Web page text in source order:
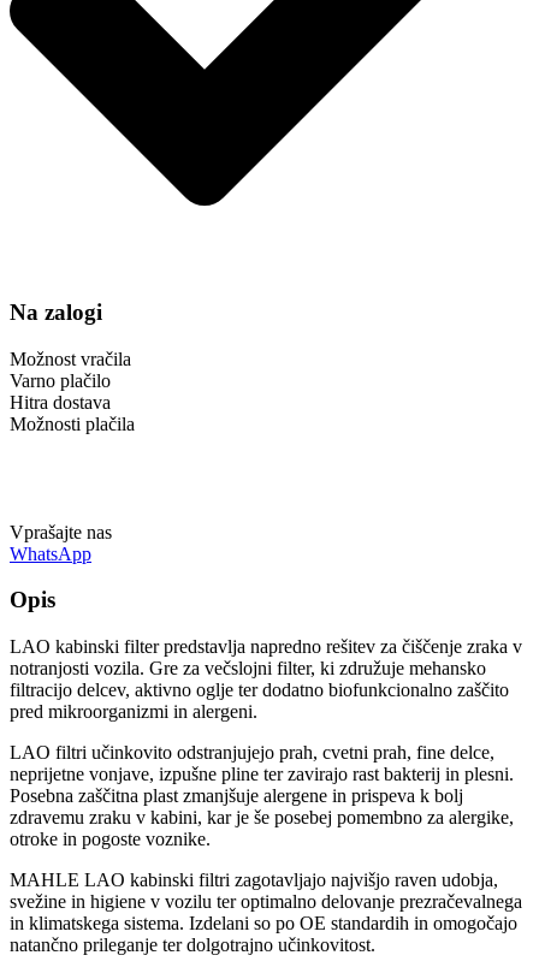
Na zalogi
Možnost vračila
Varno plačilo
Hitra dostava
Možnosti plačila
Vprašajte nas
WhatsApp
Opis
LAO kabinski filter predstavlja napredno rešitev za čiščenje zraka v
notranjosti vozila. Gre za večslojni filter, ki združuje mehansko
filtracijo delcev, aktivno oglje ter dodatno biofunkcionalno zaščito
pred mikroorganizmi in alergeni.
LAO filtri učinkovito odstranjujejo prah, cvetni prah, fine delce,
neprijetne vonjave, izpušne pline ter zavirajo rast bakterij in plesni.
Posebna zaščitna plast zmanjšuje alergene in prispeva k bolj
zdravemu zraku v kabini, kar je še posebej pomembno za alergike,
otroke in pogoste voznike.
MAHLE LAO kabinski filtri zagotavljajo najvišjo raven udobja,
svežine in higiene v vozilu ter optimalno delovanje prezračevalnega
in klimatskega sistema. Izdelani so po OE standardih in omogočajo
natančno prileganje ter dolgotrajno učinkovitost.